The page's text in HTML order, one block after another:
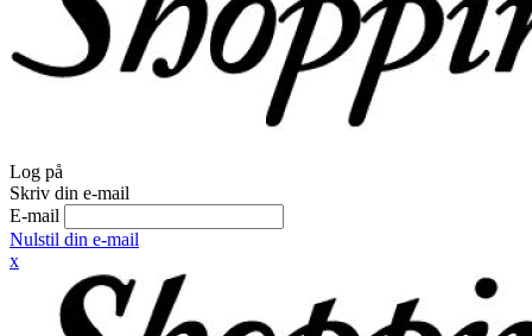
Log på
Skriv din e-mail
E-mail
Nulstil din e-mail
x